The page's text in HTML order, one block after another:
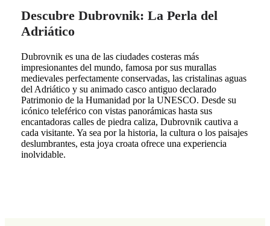
Descubre Dubrovnik: La Perla del
Adriático
Dubrovnik es una de las ciudades costeras más
impresionantes del mundo, famosa por sus murallas
medievales perfectamente conservadas, las cristalinas aguas
del Adriático y su animado casco antiguo declarado
Patrimonio de la Humanidad por la UNESCO. Desde su
icónico teleférico con vistas panorámicas hasta sus
encantadoras calles de piedra caliza, Dubrovnik cautiva a
cada visitante. Ya sea por la historia, la cultura o los paisajes
deslumbrantes, esta joya croata ofrece una experiencia
inolvidable.